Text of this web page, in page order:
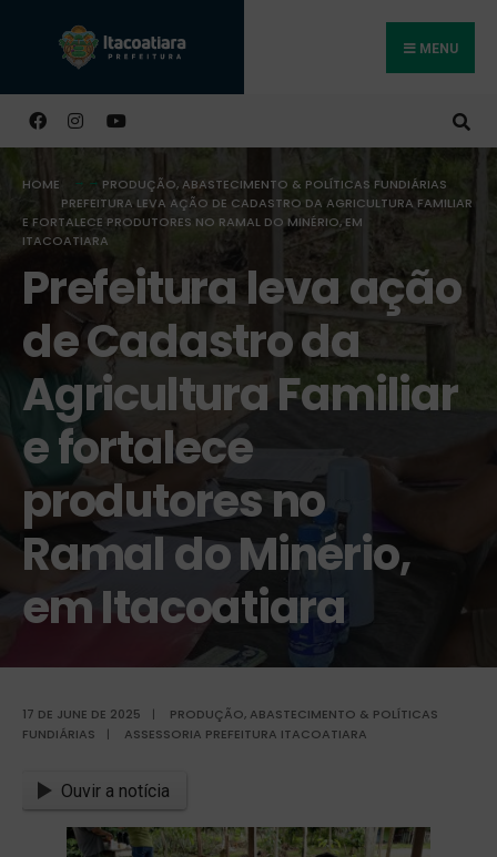
MENU
HOME
PRODUÇÃO, ABASTECIMENTO & POLÍTICAS FUNDIÁRIAS
PREFEITURA LEVA AÇÃO DE CADASTRO DA AGRICULTURA FAMILIAR
E FORTALECE PRODUTORES NO RAMAL DO MINÉRIO, EM
ITACOATIARA
Prefeitura leva ação
de Cadastro da
Agricultura Familiar
e fortalece
produtores no
Ramal do Minério,
em Itacoatiara
17 DE JUNE DE 2025 |
PRODUÇÃO, ABASTECIMENTO & POLÍTICAS
FUNDIÁRIAS
| ASSESSORIA PREFEITURA ITACOATIARA
Ouvir a notícia
Buscar